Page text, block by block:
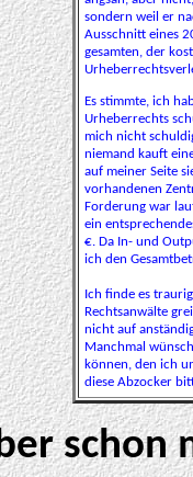
sondern weil er
Ausschnitt eines
gesamten, der
Es stimmte, ich
Urheberrechts
mich nicht
niemand kauft
auf meiner Seite
vorhandenen
Forderung war
ein
€. Da In- und
ich den
Ich finde es
Rechtsanwälte
nicht auf
Manchmal
können, den ich
diese Abzocker